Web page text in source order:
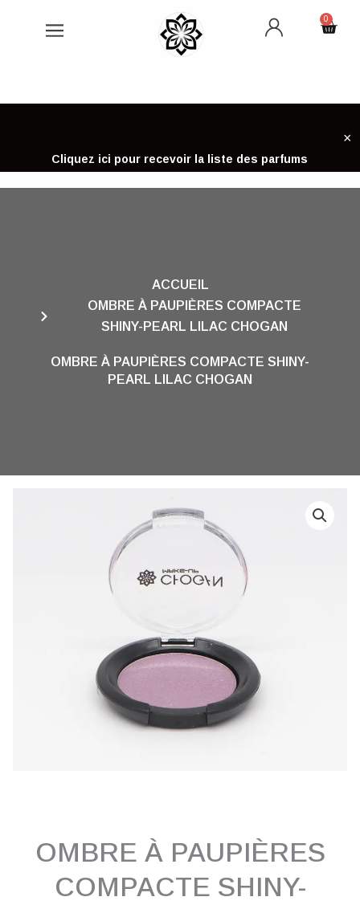
0
Cart
Cliquez ici pour recevoir la liste des parfums
×
ACCUEIL
OMBRE À PAUPIÈRES COMPACTE
SHINY-PEARL LILAC CHOGAN
OMBRE À PAUPIÈRES COMPACTE SHINY-
PEARL LILAC CHOGAN
OMBRE À PAUPIÈRES
COMPACTE SHINY-